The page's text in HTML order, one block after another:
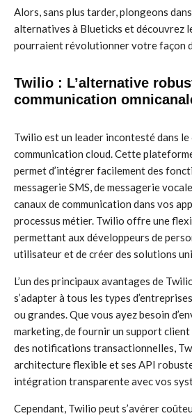
Alors, sans plus tarder, plongeons
alternatives à Blueticks et découvrez
pourraient révolutionner votre façon
Twilio : L’alternative
communication
Twilio est un leader incontesté dans le
communication cloud. Cette
permet d’intégrer facilement des
messagerie SMS, de messagerie
canaux de communication dans vos
processus métier. Twilio offre une
permettant aux développeurs de
utilisateur et de créer des solutions
L’un des principaux avantages de
s’adapter à tous les types
ou grandes. Que vous ayez besoin
marketing, de fournir un support
des notifications transactionnelles,
architecture flexible et ses API
intégration transparente avec vos
Cependant, Twilio peut s’avérer